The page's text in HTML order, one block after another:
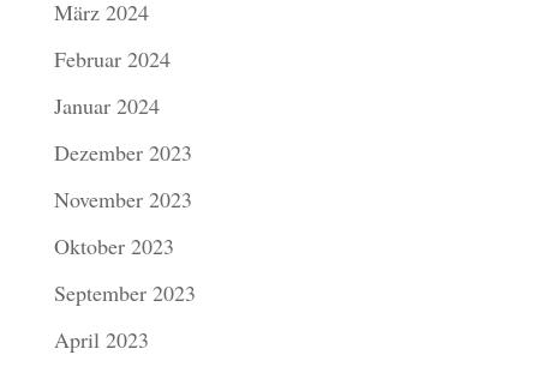
März 2024
Februar 2024
Januar 2024
Dezember 2023
November 2023
Oktober 2023
September 2023
April 2023